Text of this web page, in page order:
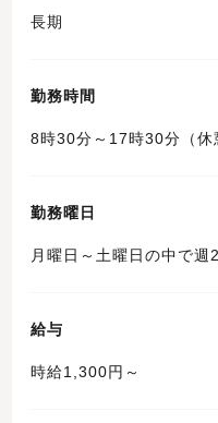
長期
勤務時間
8時30分～17時30分（休
勤務曜日
月曜日～土曜日の中で
給与
時給1,300円～